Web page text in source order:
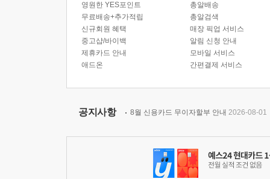
영원한 YES포인트
무료배송+추가적립
신규회원 혜택
중고샵/바이백
제휴카드 안내
애드온
총알배송
총알검색
매장 픽업 서비스
알림 신청 안내
모바일 서비스
간편결제 서비스
공지사항 8월 신용카드 무이자할부 안내 2026-08-01